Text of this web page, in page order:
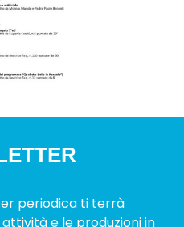
periodica ti terrà
e le produzioni in